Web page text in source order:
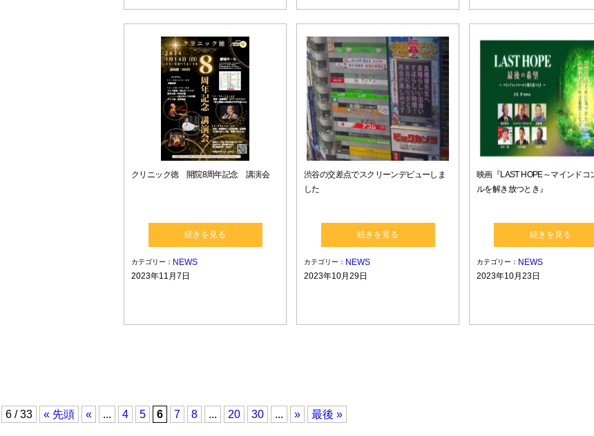
クリニック徳 開院8周年記念 講演会
続きを見る
カテゴリー： NEWS
2023年11月7日
渋谷の交差点でスクリーンデビューしま
した
続きを見る
カテゴリー： NEWS
2023年10月29日
映画『LAST HOPE～マインドコ
ルを解き放つとき』
続きを見る
カテゴリー： NEWS
2023年10月23日
6 / 33 « 先頭 « ... 4 5 6 7 8 ... 20 30 ... » 最後 »